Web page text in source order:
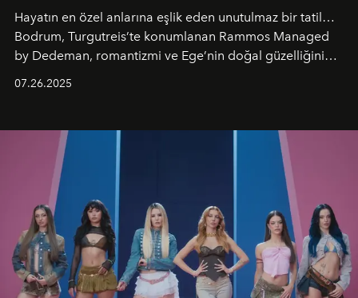
Hayatın en özel anlarına eşlik eden unutulmaz bir tatil…
Bodrum, Turgutreis’te konumlanan Rammos Managed
by Dedeman, romantizmi ve Ege’nin doğal güzelliğini
07.26.2025